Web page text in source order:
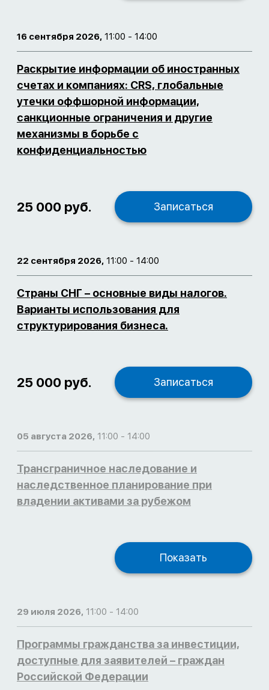
16 сентября 2026, 11:00 - 14:00
Раскрытие информации об иностранных
счетах и компаниях: CRS, глобальные
утечки оффшорной информации,
санкционные ограничения и другие
механизмы в борьбе с
конфиденциальностью
25 000 руб. Записаться
22 сентября 2026, 11:00 - 14:00
Страны СНГ – основные виды налогов.
Варианты использования для
структурирования бизнеса.
25 000 руб. Записаться
05 августа 2026, 11:00 - 14:00
Трансграничное наследование и
наследственное планирование при
владении активами за рубежом
Показать
29 июля 2026, 11:00 - 14:00
Программы гражданства за инвестиции,
доступные для заявителей – граждан
Российской Федерации